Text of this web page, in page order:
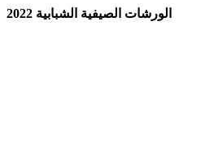
الورشات الصيفية الشبابية 2022